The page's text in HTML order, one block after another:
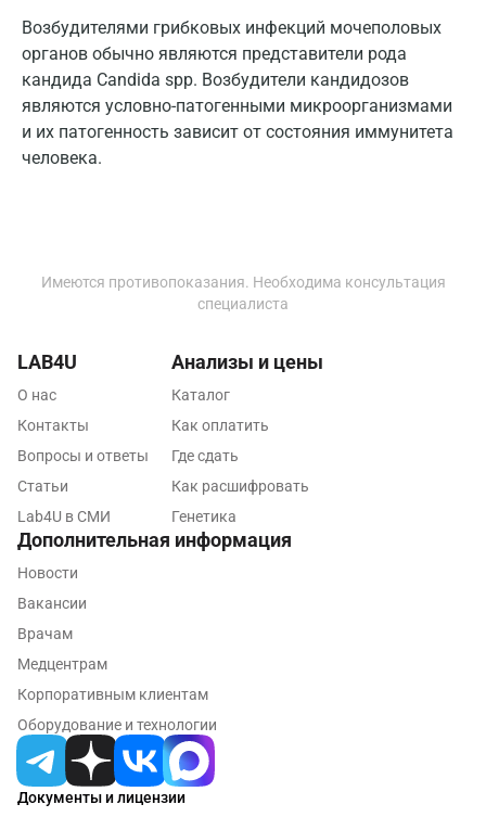
Возбудителями грибковых инфекций мочеполовых
органов обычно являются представители рода
кандида Candida spp. Возбудители кандидозов
являются условно-патогенными микроорганизмами
и их патогенность зависит от состояния иммунитета
человека.
Ковров
Коломна
Королев
Красноярск
Лабинск
Лобня
Майкоп
Мурманск
Мытищи
Набережные Челны
Имеются противопоказания. Необходима консультация
специалиста
Документы и лицензии
LAB4U
О нас
Контакты
Вопросы и ответы
Статьи
Lab4U в СМИ
Анализы и цены
Каталог
Как оплатить
Где сдать
Как расшифровать
Генетика
Дополнительная информация
Новости
Вакансии
Врачам
Медцентрам
Корпоративным клиентам
Оборудование и технологии